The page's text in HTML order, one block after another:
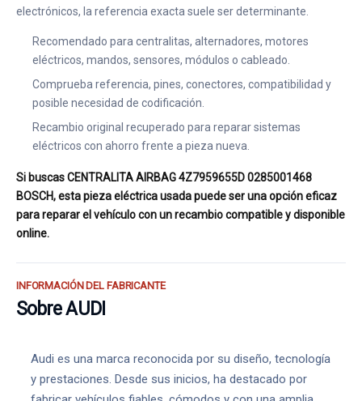
electrónicos, la referencia exacta suele ser determinante.
Recomendado para centralitas, alternadores, motores
eléctricos, mandos, sensores, módulos o cableado.
Comprueba referencia, pines, conectores, compatibilidad y
posible necesidad de codificación.
Recambio original recuperado para reparar sistemas
eléctricos con ahorro frente a pieza nueva.
Si buscas CENTRALITA AIRBAG 4Z7959655D 0285001468
BOSCH, esta pieza eléctrica usada puede ser una opción eficaz
para reparar el vehículo con un recambio compatible y disponible
online.
INFORMACIÓN DEL FABRICANTE
Sobre AUDI
Audi es una marca reconocida por su diseño, tecnología
y prestaciones. Desde sus inicios, ha destacado por